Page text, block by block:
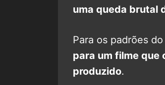
uma queda brutal
Para os padrões do
para um filme que
produzido.